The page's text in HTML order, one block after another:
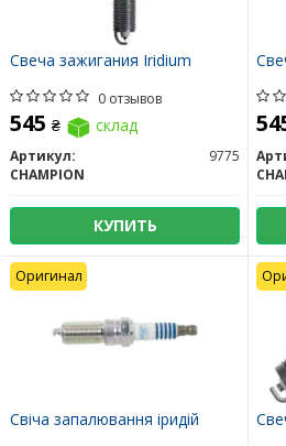
Свеча зажигания Iridium
0 отзывов
545 ₴ склад
Артикул:
9775
CHAMPION
КУПИТЬ
Свіча запалювання іридій
Оригинал